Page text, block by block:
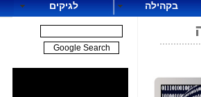
בקהילה לגיקים